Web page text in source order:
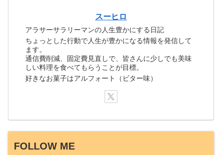
スーヒロ
アラサーサラリーマンの人生豊かにする日記
ちょっとした行動で人生が豊かになる情報を発信して
ます。
通信費削減、固定費見直しで、皆さんに少しでも美味
しい料理を食べてもらうことが目標。
好きなお菓子はアルフォート（ビター味）
FOLLOW ME